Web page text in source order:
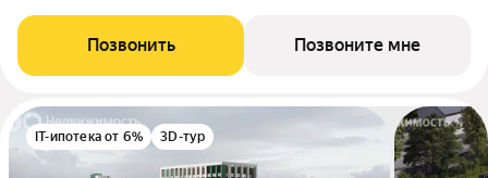
Позвонить Позвоните мне
IT-ипотека от 6% 3D-тур